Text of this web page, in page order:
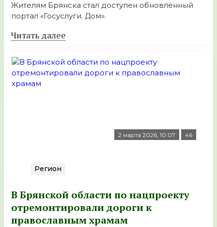
Жителям Брянска стал доступен обновлённый
портал «Госуслуги. Дом».
Читать далее
2 марта 2026, 10:07 46
Регион
В Брянской области по нацпроекту
отремонтировали дороги к
православным храмам